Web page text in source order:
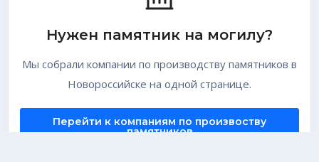
Нужен памятник на могилу?
Мы собрали компании по производству памятников в
Новороссийске на одной странице.
Перейти к компаниям по произвоству
памятников